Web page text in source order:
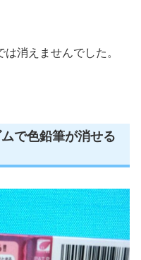
消えませんでした。
で色鉛筆が消せる